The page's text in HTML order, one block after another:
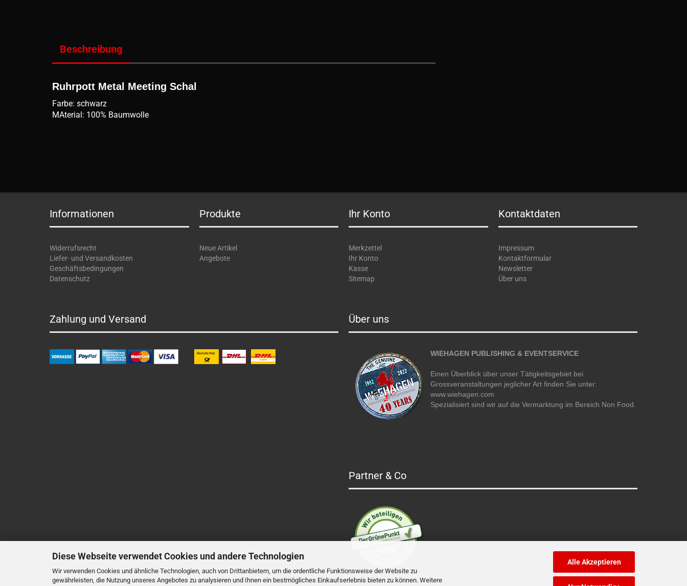
Diese Webseite verwendet Cookies und andere Technologien
Wir verwenden Cookies und ähnliche Technologien, auch von Drittanbietern, um die ordentliche Funktionsweise der Website zu
gewährleisten, die Nutzung unseres Angebotes zu analysieren und Ihnen ein bestmögliches Einkaufserlebnis bieten zu können. Weitere
Alle Akzeptieren
Beschreibung
Ruhrpott Metal Meeting Schal
Farbe: schwarz
MAterial: 100% Baumwolle
Informationen
Widerrufsrecht
Liefer- und Versandkosten
Geschäftsbedingungen
Datenschutz
Produkte
Neue Artikel
Angebote
Ihr Konto
Merkzettel
Ihr Konto
Kasse
Sitemap
Kontaktdaten
Impressum
Kontaktformular
Newsletter
Über uns
Zahlung und Versand Über uns
WIEHAGEN PUBLISHING & EVENTSERVICE
Einen Überblick über unser Tätigkeitsgebiet bei
Grossveranstaltungen jeglicher Art finden Sie unter:
www.wiehagen.com
Spezialisiert sind wir auf die Vermarktung im Bereich Non Food.
Partner & Co